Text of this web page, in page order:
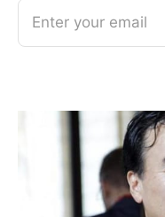
Enter your email